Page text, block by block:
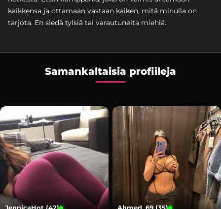
kaikkensa ja ottamaan vastaan kaiken, mitä minulla on
tarjota. En siedä tylsiä tai varautuneita miehiä.
Samankaltaisia profiileja